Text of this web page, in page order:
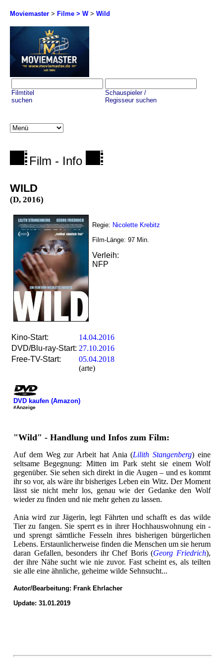
Moviemaster > Filme > W> Wild
Filmtitel
suchen
Schauspieler /
Regisseur suchen
Film - Info
WILD
(D, 2016)
Regie: Nicolette Krebitz
Film-Länge: 97 Min.
Verleih:
NFP
Kino-Start:
14.04.2016
DVD/Blu-ray-Start: 27.10.2016
Free-TV-Start:
05.04.2018
(arte)
DVD kaufen (Amazon)
#Anzeige
"Wild" - Handlung und Infos zum Film:
Auf dem Weg zur Arbeit hat Ania (Lilith Stangenberg) eine
seltsame Begegnung: Mitten im Park steht sie einem Wolf
gegenüber. Sie sehen sich direkt in die Augen – und es kommt
ihr so vor, als wäre ihr bisheriges Leben ein Witz. Der Moment
lässt sie nicht mehr los, genau wie der Gedanke den Wolf
wieder zu finden und nie mehr gehen zu lassen.
Ania wird zur Jägerin, legt Fährten und schafft es das wilde
Tier zu fangen. Sie sperrt es in ihrer Hochhauswohnung ein -
und sprengt sämtliche Fesseln ihres bisherigen bürgerlichen
Lebens. Erstaunlicherweise finden die Menschen um sie herum
daran Gefallen, besonders ihr Chef Boris (Georg Friedrich),
der ihre Nähe sucht wie nie zuvor. Fast scheint es, als teilten
sie alle eine ähnliche, geheime wilde Sehnsucht...
Autor/Bearbeitung: Frank Ehrlacher
Update: 31.01.2019